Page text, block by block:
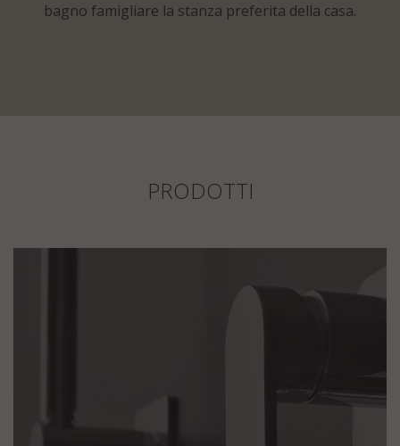
bagno famigliare la stanza preferita della casa.
PRODOTTI